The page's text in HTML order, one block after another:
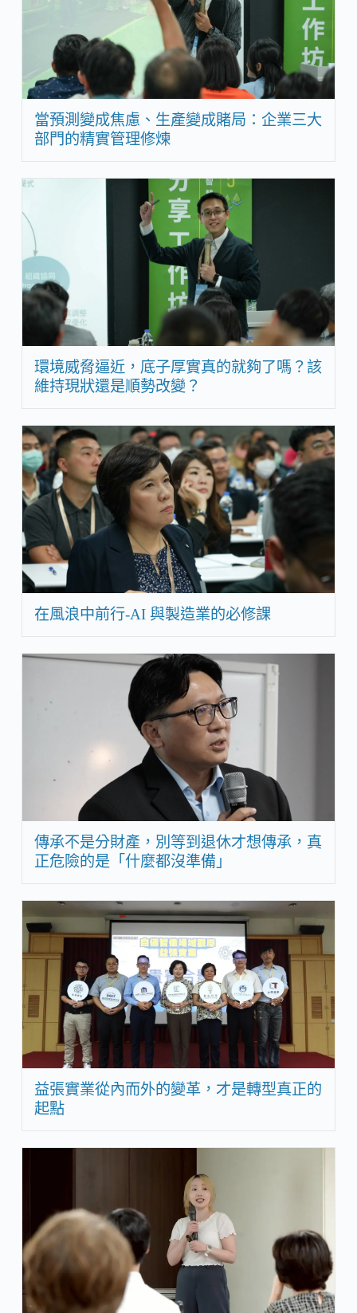
當預測變成焦慮、生產變成賭局：企業三大
部門的精實管理修煉
環境威脅逼近，底子厚實真的就夠了嗎？該
維持現狀還是順勢改變？
在風浪中前行-AI 與製造業的必修課
傳承不是分財產，別等到退休才想傳承，真
正危險的是「什麼都沒準備」
益張實業從內而外的變革，才是轉型真正的
起點